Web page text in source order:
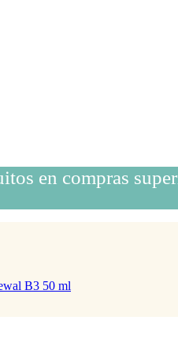
en compras
B3 50 ml